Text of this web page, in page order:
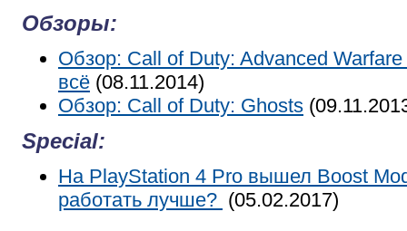
Обзоры:
Обзор: Call of Duty: Advanced
всё (08.11.2014)
Обзор: Call of Duty: Ghosts
Special:
На PlayStation 4 Pro вышел Boost
работать лучше? (05.02.2017)